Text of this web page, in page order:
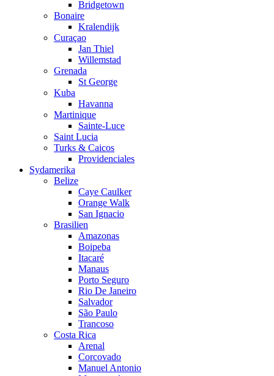
Bridgetown
Bonaire
Kralendijk
Curaçao
Jan Thiel
Willemstad
Grenada
St George
Kuba
Havanna
Martinique
Sainte-Luce
Saint Lucia
Turks & Caicos
Providenciales
Sydamerika
Belize
Caye Caulker
Orange Walk
San Ignacio
Brasilien
Amazonas
Boipeba
Itacaré
Manaus
Porto Seguro
Rio De Janeiro
Salvador
São Paulo
Trancoso
Costa Rica
Arenal
Corcovado
Manuel Antonio